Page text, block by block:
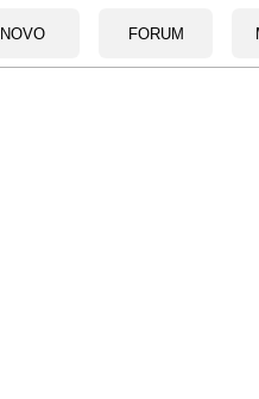
NOVO FORUM